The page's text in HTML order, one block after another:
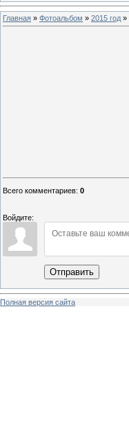
Главная » Фотоальбом » 2015 год »
Всего комментариев: 0
Войдите:
Отправить
Полная версия сайта